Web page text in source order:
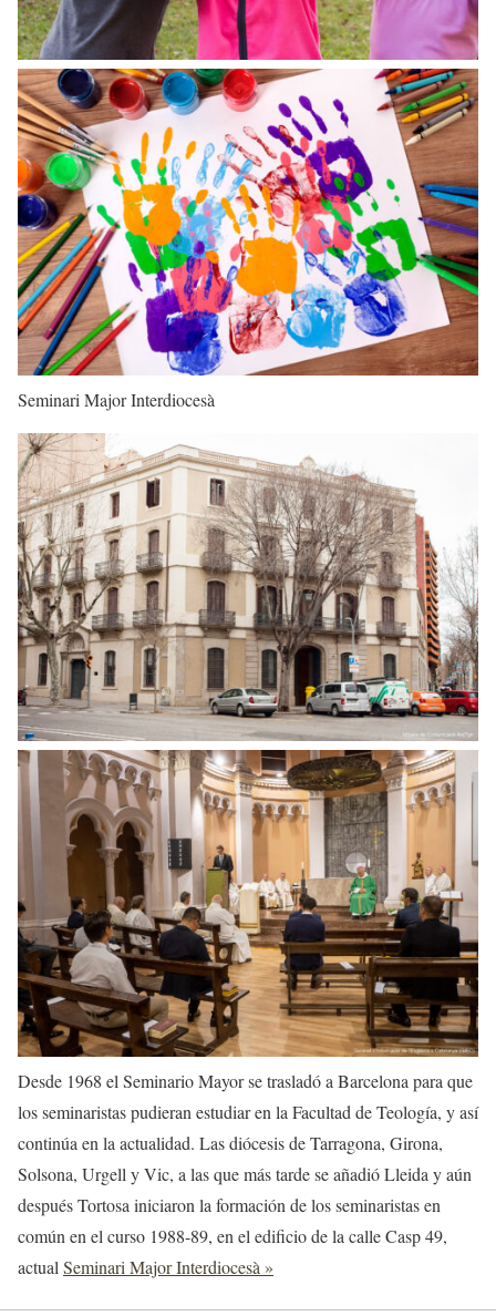
Seminari Major Interdiocesà
Desde 1968 el Seminario Mayor se trasladó a Barcelona para que
los seminaristas pudieran estudiar en la Facultad de Teología, y así
continúa en la actualidad. Las diócesis de Tarragona, Girona,
Solsona, Urgell y Vic, a las que más tarde se añadió Lleida y aún
después Tortosa iniciaron la formación de los seminaristas en
común en el curso 1988-89, en el edificio de la calle Casp 49,
actual Seminari Major Interdiocesà »